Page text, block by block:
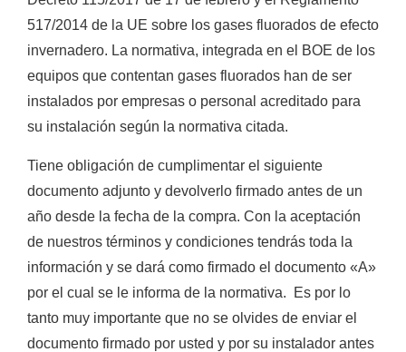
517/2014 de la UE sobre los gases fluorados de efecto
invernadero. La normativa, integrada en el BOE de los
equipos que contentan gases fluorados han de ser
instalados por empresas o personal acreditado para
su instalación según la normativa citada.
Tiene obligación de cumplimentar el siguiente
documento adjunto y devolverlo firmado antes de un
año desde la fecha de la compra. Con la aceptación
de nuestros términos y condiciones tendrás toda la
información y se dará como firmado el documento «A»
por el cual se le informa de la normativa. Es por lo
tanto muy importante que no se olvides de enviar el
documento firmado por usted y por su instalador antes